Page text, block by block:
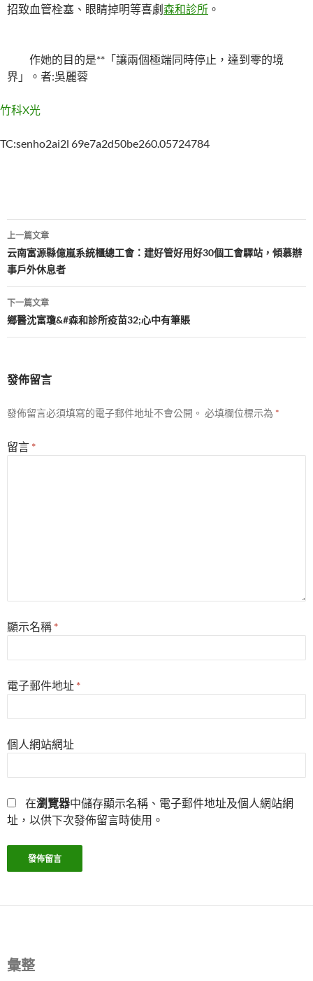
招致血管栓塞、眼睛掉明等喜劇森和診所 。
作她的目的是**「讓兩個極端同時停止，達到零的境
界」。者:吳麗蓉
竹科X光
TC:senho2ai2l 69e7a2d50be260.05724784
文
章
導
覽
上一篇文章
云南富源縣億嵐系統櫃總工會：建好管好用好30個工會驛站，傾慕辦
事戶外休息者
下一篇文章
鄉醫沈富瓊&#森和診所疫苗32;心中有筆賬
發佈留言
發佈留言必須填寫的電子郵件地址不會公開。 必填欄位標示為 *
留言 *
顯示名稱 *
電子郵件地址 *
個人網站網址
在瀏覽器中儲存顯示名稱、電子郵件地址及個人網站網
址，以供下次發佈留言時使用。
彙整